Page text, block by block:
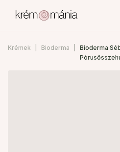
Krémek Bioderma
Bioderma